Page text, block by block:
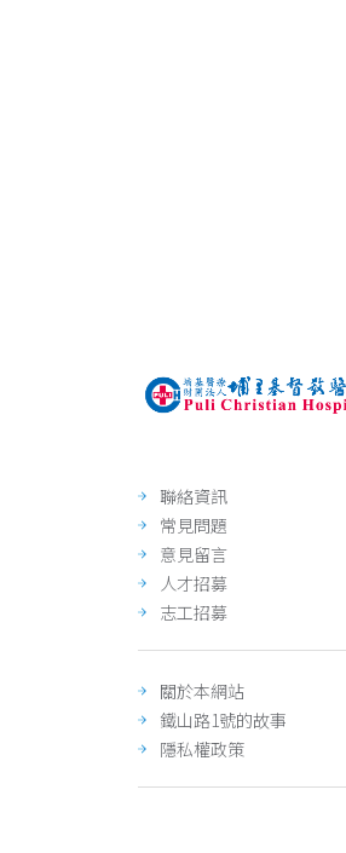
聯絡資訊
常見問題
意見留言
人才招募
志工招募
關於本網站
鐵山路1號的故事
隱私權政策